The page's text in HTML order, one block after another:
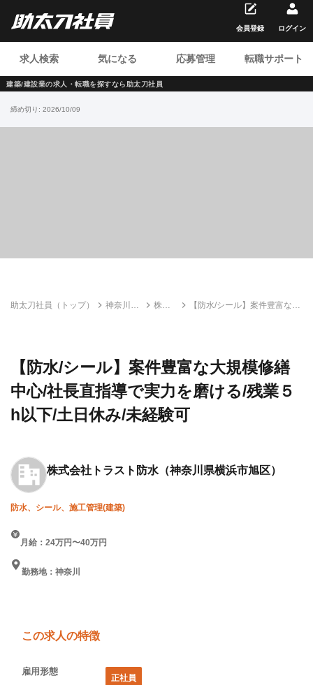
建築/建設業の求人・転職を探すなら助太刀社員
求人検索 気になる 応募管理 転職サポート
会員登録 ログイン
締め切り: 2026/10/09
助太刀社員（トップ）
神奈川の
株式
【防水/シール】案件豊富な大
【防水/シール】案件豊富な大規模修繕
中心/社長直指導で実力を磨ける/残業５
h以下/土日休み/未経験可
株式会社トラスト防水 （神奈川県横浜市旭区）
防水、シール、施工管理(建築)
月給：24万円〜40万円
勤務地：神奈川
この求人の特徴
雇用形態
正社員